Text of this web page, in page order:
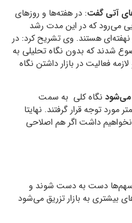
آتی گفت: در هفته‌ها و روزهای
می‌رود که در این مدت رشد
هستند. وی تشریح کرد: در
شدند که بدون نگاه تحلیلی به
فعالیت در بازار داشتن نگاه
می‌شود نگاه کلی به سمت
توجه قرار گرفتند. نهایتا
داشت اگر هم اصلاحی
سهم‌ها دست به دست شوند و
بیشتری به بازار تزریق می‌شود